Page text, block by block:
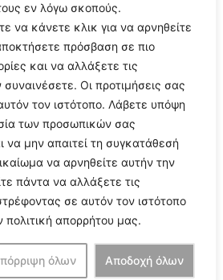
εν λόγω σκοπούς.
να κάνετε κλικ για να αρνηθείτε
πρόσβαση σε πιο
και να αλλάξετε τις
συναινέσετε. Οι προτιμήσεις σας
τον ιστότοπο. Λάβετε υπόψη
των προσωπικών σας
να μην απαιτεί τη συγκατάθεσή
να αρνηθείτε αυτήν την
πάντα να αλλάξετε τις
σε αυτόν τον ιστότοπο
πολιτική απορρήτου μας.
όλων Αποδοχή όλων
Follow Us
All Rights Reserved
είναι πιστοποιημένη στο
Τύπου της ΓΓ Επικοινωνίας
ΜΗΤ242062)